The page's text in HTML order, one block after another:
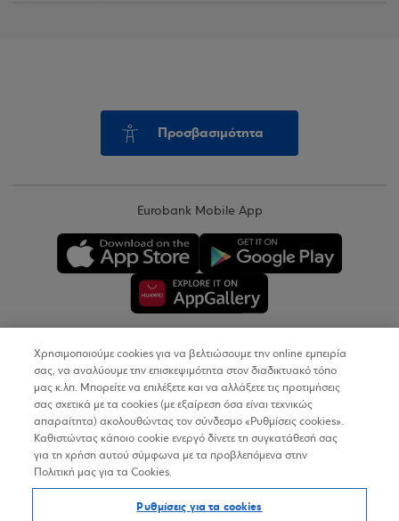
Προσβασιμότητα
Eurobank Mobile App
Copyright © 2026
Όροι Χρήσης
Προσωπικά Δεδομένα στον Διαδικτυακό Τόπο
Δήλωση Προσβασιμότητας
Χρησιμοποιούμε cookies για να βελτιώσουμε την online εμπειρία
σας, να αναλύουμε την επισκεψιμότητα στον διαδικτυακό τόπο
μας κ.λπ. Μπορείτε να επιλέξετε και να αλλάξετε τις προτιμήσεις
σας σχετικά με τα cookies (με εξαίρεση όσα είναι τεχνικώς
απαραίτητα) ακολουθώντας τον σύνδεσμο «Ρυθμίσεις cookies».
Καθιστώντας κάποιο cookie ενεργό δίνετε τη συγκατάθεσή σας
για τη χρήση αυτού σύμφωνα με τα προβλεπόμενα στην
Πολιτική μας για τα Cookies.
Ρυθμίσεις για τα cookies